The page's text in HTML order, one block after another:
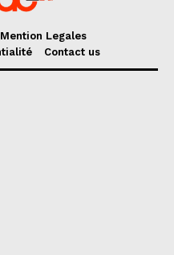
Mention Legales
Contact us